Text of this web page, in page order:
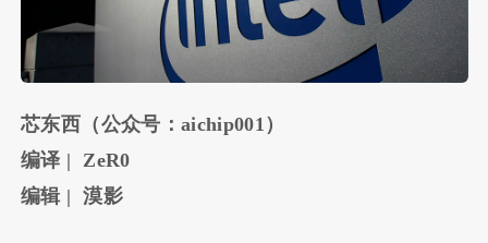
芯东西（公众号：aichip001）
编译 | ZeR0
编辑 | 漠影